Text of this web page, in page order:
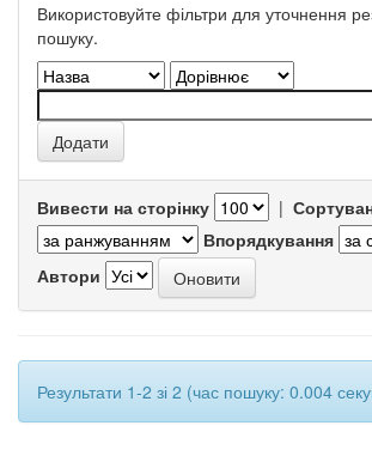
Використовуйте фільтри для уточнення
пошуку.
Вивести на сторінку |
Впорядкування
Автори
Результати 1-2 зі 2 (час пошуку: 0.004